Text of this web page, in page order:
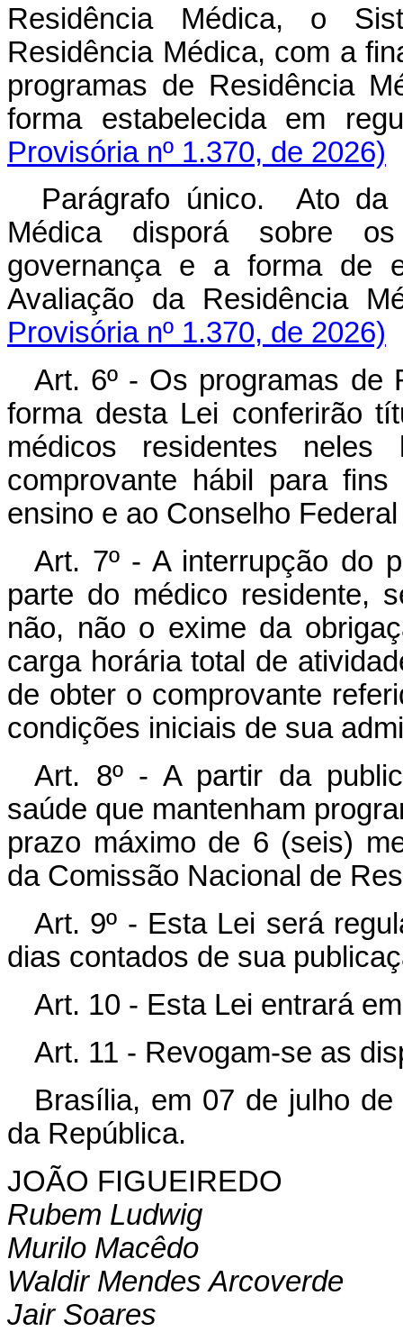
Residência Médica, o
Residência Médica, com a
programas de Residência
forma estabelecida em
Provisória nº 1.370, de 2026)
Parágrafo único. Ato da
Médica disporá sobre
governança e a forma de
Avaliação da
Provisória nº 1.370, de 2026)
Art. 6º - Os programas de
forma desta Lei conferirão
médicos residentes neles
comprovante hábil para
ensino e ao Conselho
Art. 7º - A interrupção do
parte do médico residente,
não, não o exime da
carga horária total de
de obter o comprovante
condições iniciais de sua
Art. 8º - A partir da
saúde que mantenham
prazo máximo de 6 (seis)
da Comissão Nacional de
Art. 9º - Esta Lei será
dias contados de sua
Art. 10 - Esta Lei entrará
Art. 11 - Revogam-se as
Brasília, em 07 de julho de
da República.
JOÃO FIGUEIREDO
Rubem Ludwig
Murilo Macêdo
Waldir Mendes Arcoverde
Jair Soares